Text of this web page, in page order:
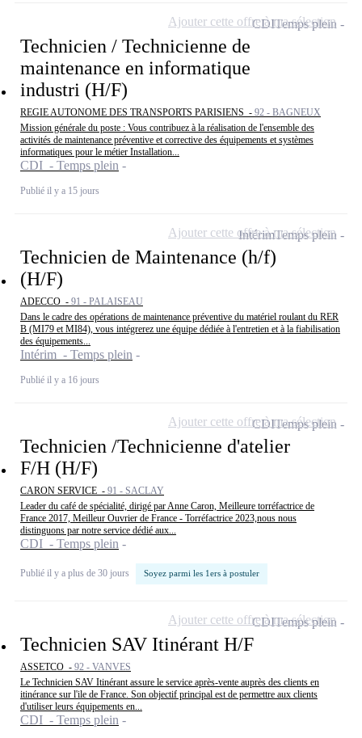
Technicien / Technicienne de
maintenance en informatique
industri (H/F)
REGIE AUTONOME DES TRANSPORTS PARISIENS - 92 - BAGNEUX
Mission générale du poste : Vous contribuez à la réalisation de l'ensemble des
activités de maintenance préventive et corrective des équipements et systèmes
informatiques pour le métier Installation...
CDI - Temps plein
Publié il y a 15 jours
CDITemps plein
Ajouter cette offre à ma sélection
Technicien de Maintenance (h/f)
(H/F)
ADECCO - 91 - PALAISEAU
Dans le cadre des opérations de maintenance préventive du matériel roulant du RER
B (MI79 et MI84), vous intégrerez une équipe dédiée à l'entretien et à la fiabilisation
des équipements...
Intérim - Temps plein
Publié il y a 16 jours
IntérimTemps plein
Ajouter cette offre à ma sélection
Technicien /Technicienne d'atelier
F/H (H/F)
CARON SERVICE - 91 - SACLAY
Leader du café de spécialité, dirigé par Anne Caron, Meilleure torréfactrice de
France 2017, Meilleur Ouvrier de France - Torréfactrice 2023,nous nous
distinguons par notre service dédié aux...
CDI - Temps plein
Publié il y a plus de 30 jours Soyez parmi les 1ers à postuler
CDITemps plein
Ajouter cette offre à ma sélection
Technicien SAV Itinérant H/F
ASSETCO - 92 - VANVES
Le Technicien SAV Itinérant assure le service après-vente auprès des clients en
itinérance sur l'ile de France. Son objectif principal est de permettre aux clients
d'utiliser leurs équipements en...
CDI - Temps plein
CDITemps plein
Ajouter cette offre à ma sélection